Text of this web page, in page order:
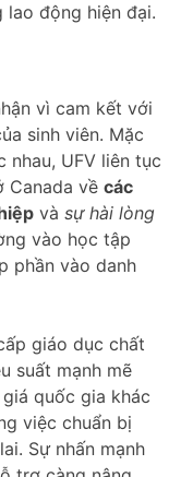
động hiện đại.
vì cam kết với
sinh viên. Mặc
nhau, UFV liên tục
Canada về các
và sự hài lòng
vào học tập
phần vào danh
giáo dục chất
suất mạnh mẽ
quốc gia khác
việc chuẩn bị
Sự nhấn mạnh